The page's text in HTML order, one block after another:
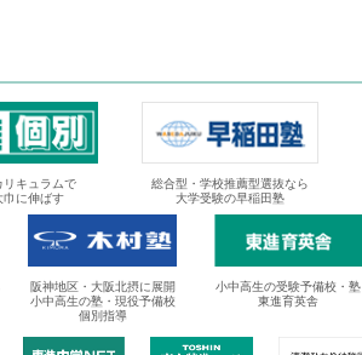
リキュラムで
巾に伸ばす
総合型・学校推薦型選抜なら
大学受験の早稲田塾
阪神地区・大阪北摂に展開
小中高生の塾・現役予備校
個別指導
小中高生の受験予備校・塾
東進育英舎